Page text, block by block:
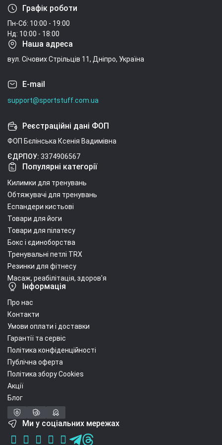
Шкарпетки водонепроникні Dexshell Running
Lite, р-р XL, червоні - 1 130 ₴
Шкарпетки водонепроникні Dexshell Ultra Dri
Sports, р-р XL, з блакитною смугою - 1 460 ₴
Gloves, p-p S, камуфляж - 1 950 ₴
хакі, розмір XL (47-49) - 1 770 ₴
Графік роботи
Пн-Сб: 10:00 - 19:00
Нд: 10:00 - 18:00
Наша адреса
вул. Січових Стрільців 11, Дніпро, Україна
E-mail
support@sportstuff.com.ua
Реєстраційні дані ФОП
ФОП Бєлінська Ксенія Вадимівна
ЄДРПОУ: 3374906567
Популярні категорії
Килимки для тренувань
Обтяжувачі для тренувань
Еспандери кистьові
Товари для йоги
Товари для пілатесу
Бокс і єдиноборства
Тренувальні петлі TRX
Резинки для фітнесу
Масаж, реабілітація, здоров'я
Інформація
Про нас
Контакти
Умови оплати і доставки
Гарантії та сервіс
Політика конфіденційності
Публічна оферта
Політика збору Cookies
Акції
Блог
Ми у соціальних мережах